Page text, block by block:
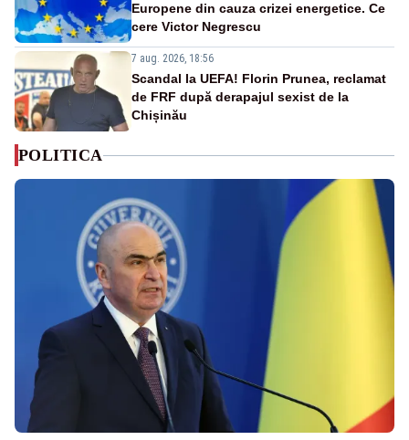
Europene din cauza crizei energetice. Ce
cere Victor Negrescu
7 aug. 2026, 18:56
Scandal la UEFA! Florin Prunea, reclamat
de FRF după derapajul sexist de la
Chișinău
POLITICA